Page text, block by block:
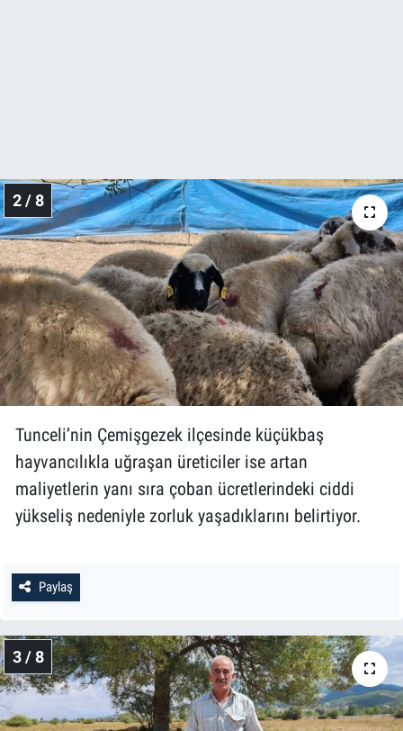
2 / 8
Tunceli’nin Çemişgezek ilçesinde küçükbaş
hayvancılıkla uğraşan üreticiler ise artan
maliyetlerin yanı sıra çoban ücretlerindeki ciddi
yükseliş nedeniyle zorluk yaşadıklarını belirtiyor.
Paylaş
3 / 8